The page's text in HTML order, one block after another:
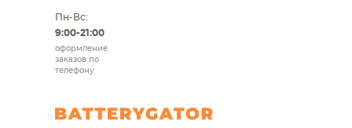
Пн-Вс:
9:00-21:00
оформление
заказов по
телефону